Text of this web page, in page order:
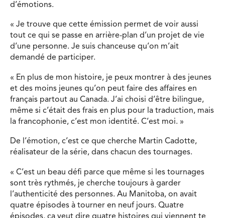
d’émotions.
« Je trouve que cette émission permet de voir aussi
tout ce qui se passe en arrière-plan d’un projet de vie
d’une personne. Je suis chanceuse qu’on m’ait
demandé de participer.
« En plus de mon histoire, je peux montrer à des jeunes
et des moins jeunes qu’on peut faire des affaires en
français partout au Canada. J’ai choisi d’être bilingue,
même si c’était des frais en plus pour la traduction, mais
la francophonie, c’est mon identité. C’est moi. »
De l’émotion, c’est ce que cherche Martin Cadotte,
réalisateur de la série, dans chacun des tournages.
« C’est un beau défi parce que même si les tournages
sont très rythmés, je cherche toujours à garder
l’authenticité des personnes. Au Manitoba, on avait
quatre épisodes à tourner en neuf jours. Quatre